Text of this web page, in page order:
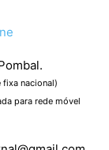
fixa nacional)
para rede móvel